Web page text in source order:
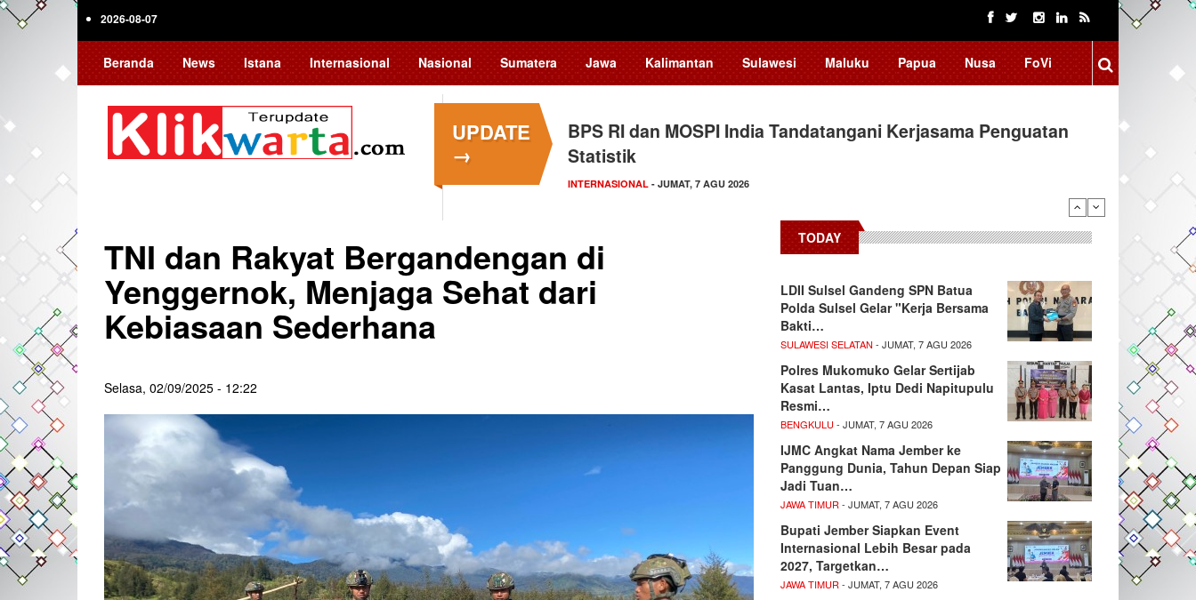
Skip
2026-08-07
Beranda News Istana Internasional Nasional Sumatera Jawa Kalimantan Sulawesi Maluku Papua Nusa FoVi
UPDATE
→
BPS RI dan MOSPI India Tandatangani Kerjasama Penguatan
Statistik
INTERNASIONAL - JUMAT, 7 AGU 2026
TNI dan Rakyat Bergandengan di
Yenggernok, Menjaga Sehat dari
Kebiasaan Sederhana
Selasa, 02/09/2025 - 12:22
TODAY
LDII Sulsel Gandeng SPN Batua
Polda Sulsel Gelar "Kerja Bersama
Bakti…
SULAWESI SELATAN - JUMAT, 7 AGU 2026
Polres Mukomuko Gelar Sertijab
Kasat Lantas, Iptu Dedi Napitupulu
Resmi…
BENGKULU - JUMAT, 7 AGU 2026
IJMC Angkat Nama Jember ke
Panggung Dunia, Tahun Depan Siap
Jadi Tuan…
JAWA TIMUR - JUMAT, 7 AGU 2026
Bupati Jember Siapkan Event
Internasional Lebih Besar pada
2027, Targetkan…
JAWA TIMUR - JUMAT, 7 AGU 2026